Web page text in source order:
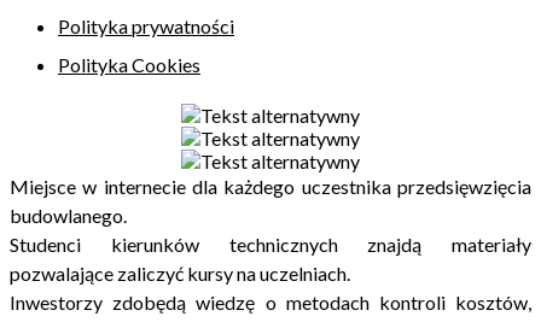
Polityka prywatności
Polityka Cookies
Miejsce w internecie dla każdego uczestnika przedsięwzięcia
budowlanego.
Studenci kierunków technicznych znajdą materiały
pozwalające zaliczyć kursy na uczelniach.
Inwestorzy zdobędą wiedzę o metodach kontroli kosztów,